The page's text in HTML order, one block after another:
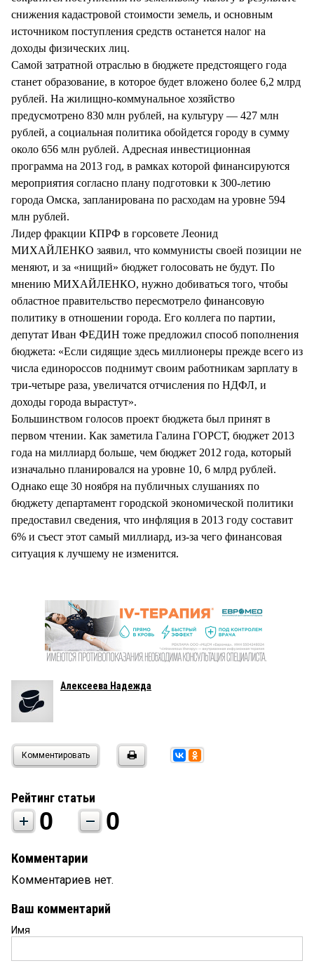
снижения кадастровой стоимости земель, и основным
источником поступления средств останется налог на
доходы физических лиц.
Самой затратной отраслью в бюджете предстоящего года
станет образование, в которое будет вложено более 6,2 млрд
рублей. На жилищно-коммунальное хозяйство
предусмотрено 830 млн рублей, на культуру — 427 млн
рублей, а социальная политика обойдется городу в сумму
около 656 млн рублей. Адресная инвестиционная
программа на 2013 год, в рамках которой финансируются
мероприятия согласно плану подготовки к 300-летию
города Омска, запланирована по расходам на уровне 594
млн рублей.
Лидер фракции КПРФ в горсовете Леонид
МИХАЙЛЕНКО заявил, что коммунисты своей позиции не
меняют, и за «нищий» бюджет голосовать не будут. По
мнению МИХАЙЛЕНКО, нужно добиваться того, чтобы
областное правительство пересмотрело финансовую
политику в отношении города. Его коллега по партии,
депутат Иван ФЕДИН тоже предложил способ пополнения
бюджета: «Если сидящие здесь миллионеры прежде всего из
числа единороссов поднимут своим работникам зарплату в
три-четыре раза, увеличатся отчисления по НДФЛ, и
доходы города вырастут».
Большинством голосов проект бюджета был принят в
первом чтении. Как заметила Галина ГОРСТ, бюджет 2013
года на миллиард больше, чем бюджет 2012 года, который
изначально планировался на уровне 10, 6 млрд рублей.
Однако еще 30 ноября на публичных слушаниях по
бюджету департамент городской экономической политики
предоставил сведения, что инфляция в 2013 году составит
6% и съест этот самый миллиард, из-за чего финансовая
ситуация к лучшему не изменится.
Алексеева Надежда
Комментировать
Рейтинг статьи
0 0
Комментарии
Комментариев нет.
Ваш комментарий
Имя